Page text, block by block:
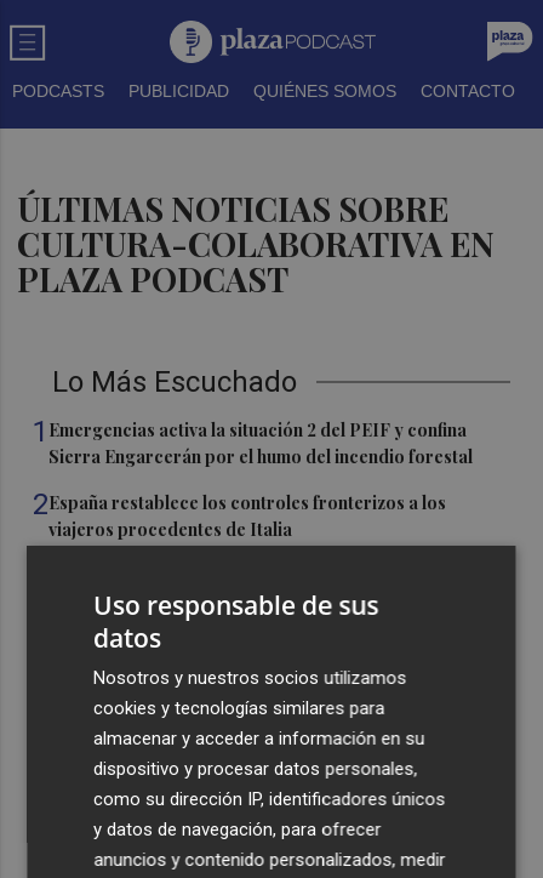
PODCASTS PUBLICIDAD QUIÉNES SOMOS CONTACTO
ÚLTIMAS NOTICIAS SOBRE
CULTURA-COLABORATIVA EN
PLAZA PODCAST
Lo Más Escuchado
1 Emergencias activa la situación 2 del PEIF y confina
Sierra Engarcerán por el humo del incendio forestal
2España restablece los controles fronterizos a los
viajeros procedentes de Italia
Ferran Torres, recibido con un baño de masas en su
pueblo: "Allá donde voy siempre digo que soy de Foios"
Foios se vuelca con Ferran Torres
Uso responsable de sus
datos
Nosotros y nuestros socios utilizamos
cookies y tecnologías similares para
almacenar y acceder a información en su
dispositivo y procesar datos personales,
como su dirección IP, identificadores únicos
y datos de navegación, para ofrecer
anuncios y contenido personalizados, medir